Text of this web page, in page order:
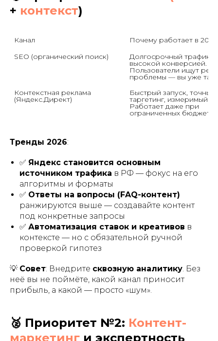
+ контекст)
Канал
Почему работает в 2026
SEO (органический поиск)
Долгосрочный трафик с
высокой конверсией.
Пользователи ищут
проблемы — вы уже там.
Контекстная реклама
(Яндекс.Директ)
Быстрый запуск, точный
таргетинг, измеримый
Работает даже при
ограниченных
Тренды 2026:
✅ Яндекс становится основным
источником трафика в РФ — фокус на его
алгоритмы и форматы
✅ Ответы на вопросы (FAQ-контент)
ранжируются выше — создавайте контент
под конкретные запросы
✅ Автоматизация ставок и креативов в
контексте — но с обязательной ручной
проверкой гипотез
💡 Совет: Внедрите сквозную аналитику . Без
неё вы не поймёте, какой канал приносит
прибыль, а какой — просто «шум».
🥈 Приоритет №2: Контент-
маркетинг и экспертность